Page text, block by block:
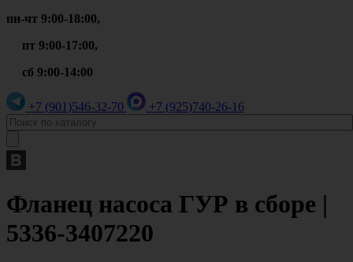
пн-чт 9:00-18:00,
пт 9:00-17:00,
сб 9:00-14:00
+7 (901)546-32-70 +7 (925)740-26-16
Фланец насоса ГУР в сборе |
5336-3407220